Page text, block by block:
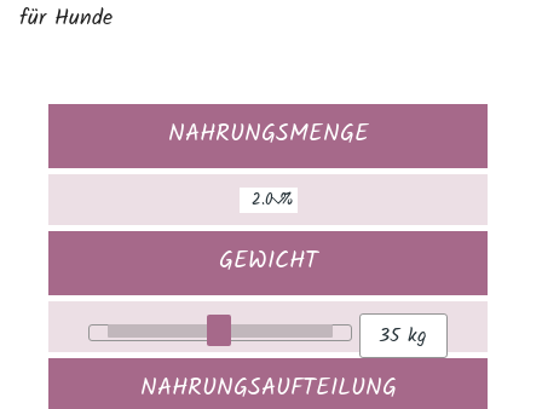
für Hunde
NAHRUNGSMENGE
GEWICHT
NAHRUNGSAUFTEILUNG